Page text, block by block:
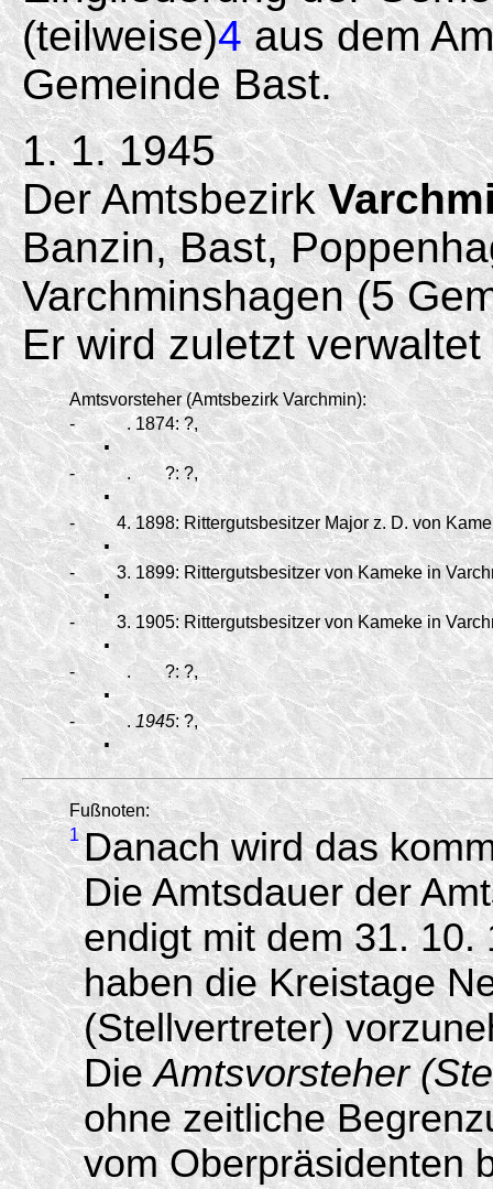
(teilweise)4aus dem
Gemeinde Bast.
1. 1. 1945
Der Amtsbezirk
Banzin, Bast,
Varchminshagen (5
Er wird zuletzt
Amtsvorsteher (Amtsbezirk Varchmin):
-
. . 1874: ?,
- . . ?: ?,
- . 4. 1898: Rittergutsbesitzer Major z. D. von
- . 3. 1899: Rittergutsbesitzer von Kameke in
- . 3. 1905: Rittergutsbesitzer von Kameke in
- . . ?: ?,
- . . 1945: ?,
Fußnoten:
1 Danach wird das
Die Amtsdauer der
endigt mit dem 31. 10.
haben die Kreistage
(Stellvertreter)
DieAmtsvorsteher
ohne zeitliche
vom Oberpräsidenten